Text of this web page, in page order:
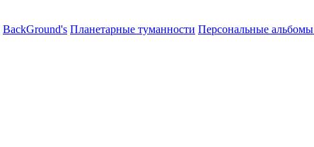
BackGround's Планетарные туманности Персональные альбомы